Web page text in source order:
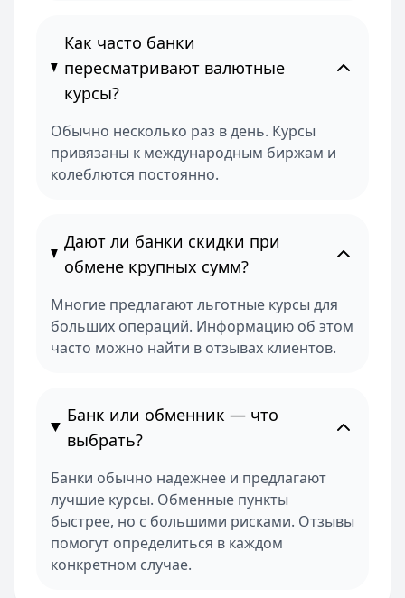
Как часто банки
пересматривают валютные
курсы?
Обычно несколько раз в день. Курсы
привязаны к международным биржам и
колеблются постоянно.
Дают ли банки скидки при
обмене крупных сумм?
Многие предлагают льготные курсы для
больших операций. Информацию об этом
часто можно найти в отзывах клиентов.
Банк или обменник — что
выбрать?
Банки обычно надежнее и предлагают
лучшие курсы. Обменные пункты
быстрее, но с большими рисками. Отзывы
помогут определиться в каждом
конкретном случае.